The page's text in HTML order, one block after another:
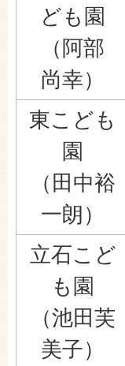
ども園
（阿部
尚幸）
東こども
園
（田中裕
一朗）
立石こど
も園
（池田芙
美子）